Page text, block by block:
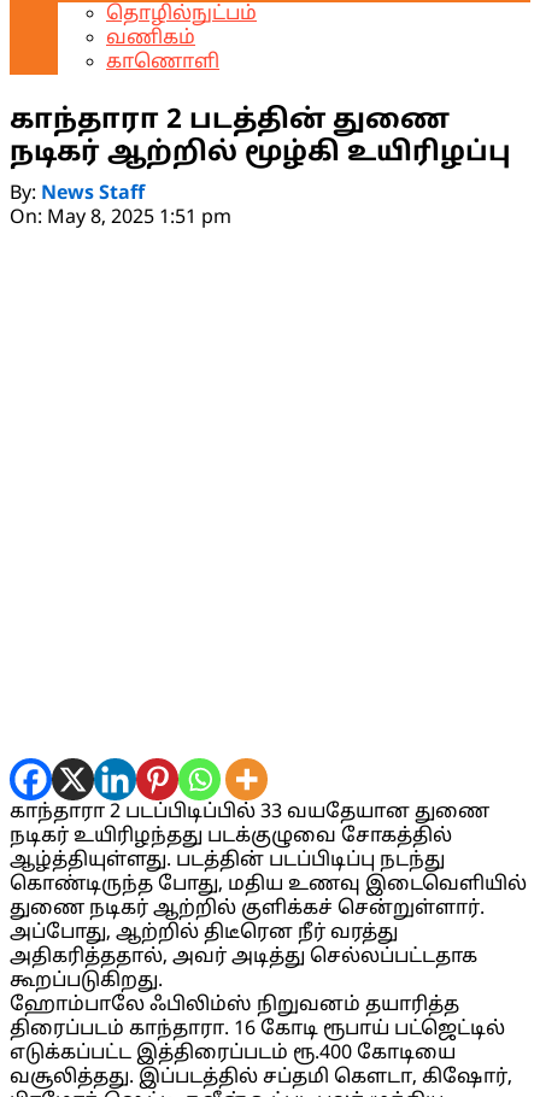
தொழில்நுட்பம்
வணிகம்
காணொளி
காந்தாரா 2 படத்தின் துணை
நடிகர் ஆற்றில் மூழ்கி உயிரிழப்பு
By: News Staff
On: May 8, 2025 1:51 pm
காந்தாரா 2 படப்பிடிப்பில் 33 வயதேயான துணை
நடிகர் உயிரிழந்தது படக்குழுவை சோகத்தில்
ஆழ்த்தியுள்ளது. படத்தின் படப்பிடிப்பு நடந்து
கொண்டிருந்த போது, மதிய உணவு இடைவெளியில்
துணை நடிகர் ஆற்றில் குளிக்கச் சென்றுள்ளார்.
அப்போது, ஆற்றில் திடீரென நீர் வரத்து
அதிகரித்ததால், அவர் அடித்து செல்லப்பட்டதாக
கூறப்படுகிறது.
ஹோம்பாலே ஃபிலிம்ஸ் நிறுவனம் தயாரித்த
திரைப்படம் காந்தாரா. 16 கோடி ரூபாய் பட்ஜெட்டில்
எடுக்கப்பட்ட இத்திரைப்படம் ரூ.400 கோடியை
வசூலித்தது. இப்படத்தில் சப்தமி கௌடா, கிஷோர்,